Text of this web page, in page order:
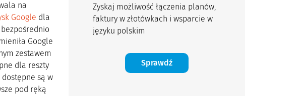
na
Google dla
Google
zestawem
dla reszty
są w
pod ręką
Zyskaj możliwość łączenia planów,
faktury w złotówkach i wsparcie w
języku polskim
Sprawdź